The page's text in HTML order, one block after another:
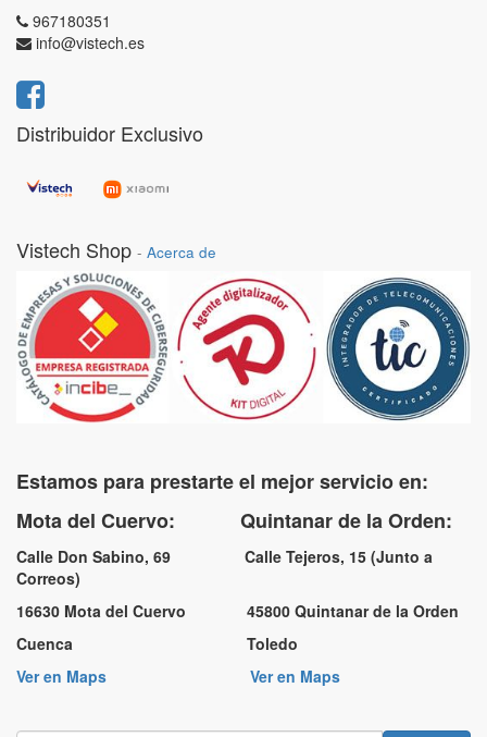
967180351
info@vistech.es
Distribuidor Exclusivo
Vistech Shop - Acerca de
Estamos para prestarte el mejor servicio en:
Mota del Cuervo: Quintanar de la Orden:
Calle Don Sabino, 69 Calle Tejeros, 15 (Junto a
Correos)
16630 Mota del Cuervo 45800 Quintanar de la Orden
Cuenca Toledo
Ver en Maps
Ver en Maps